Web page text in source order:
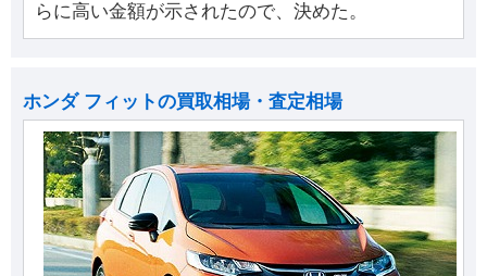
らに高い金額が示されたので、決めた。
ホンダ フィットの買取相場・査定相場